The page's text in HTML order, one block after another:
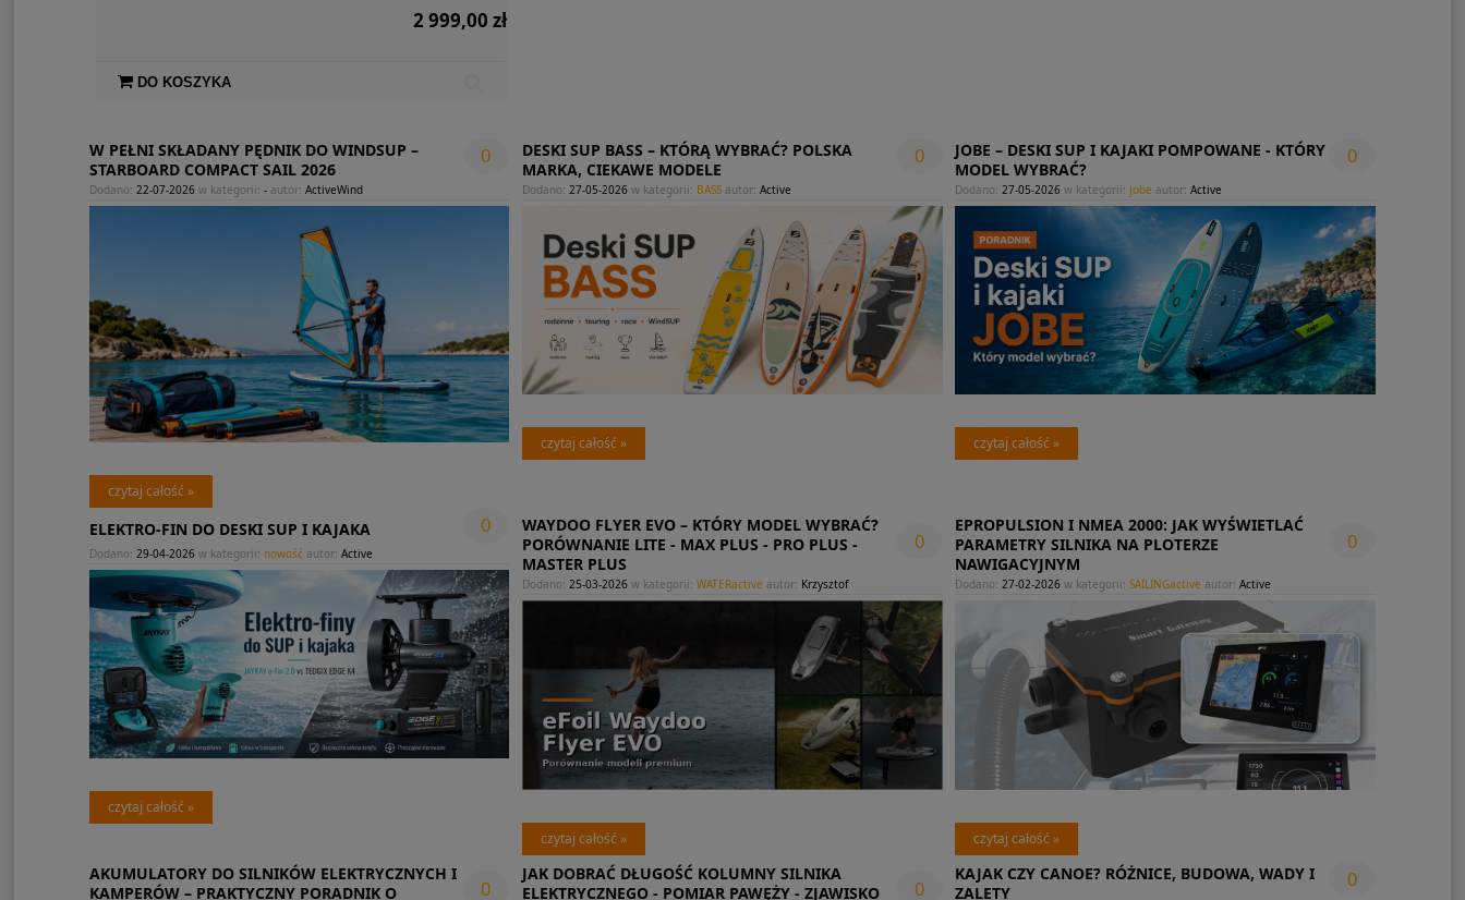
W PEŁNI SKŁADANY PĘDNIK DO WINDSUP –
STARBOARD COMPACT SAIL 2026
0
Dodano: 22-07-2026w kategorii: -autor: ActiveWind
czytaj całość »
DESKI SUP BASS – KTÓRĄ WYBRAĆ? POLSKA
MARKA, CIEKAWE MODELE
0
Dodano:27-05-2026 w kategorii: BASS autor:Active
czytaj całość »
JOBE – DESKI SUP I KAJAKI POMPOWANE - KTÓRY
MODEL WYBRAĆ?
0
Dodano:27-05-2026 w kategorii: jobe autor:Active
czytaj całość »
ELEKTRO-FIN DO DESKI SUP I KAJAKA 0
Dodano: 29-04-2026w kategorii: nowośćautor: Active
czytaj całość »
WAYDOO FLYER EVO – KTÓRY MODEL WYBRAĆ?
PORÓWNANIE LITE - MAX PLUS - PRO PLUS -
MASTER PLUS
0
Dodano:25-03-2026 w kategorii:WATERactive autor: Krzysztof
czytaj całość »
EPROPULSION I NMEA 2000: JAK WYŚWIETLAĆ
PARAMETRY SILNIKA NA PLOTERZE
NAWIGACYJNYM
0
Dodano:27-02-2026 w kategorii:SAILINGactive autor:Active
czytaj całość »
AKUMULATORY DO SILNIKÓW ELEKTRYCZNYCH I
KAMPERÓW – PRAKTYCZNY PORADNIK O
0
JAK DOBRAĆ DŁUGOŚĆ KOLUMNY SILNIKA
ELEKTRYCZNEGO - POMIAR PAWĘŻY - ZJAWISKO
0
KAJAK CZY CANOE? RÓŻNICE, BUDOWA, WADY I
ZALETY
0
2 999,00 zł
DO KOSZYKA